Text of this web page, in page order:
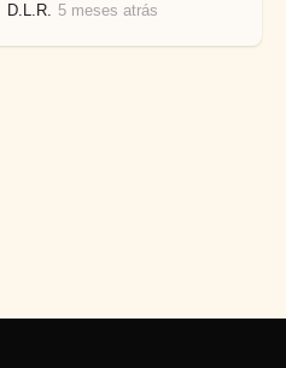
D.L.R. 5 meses atrás